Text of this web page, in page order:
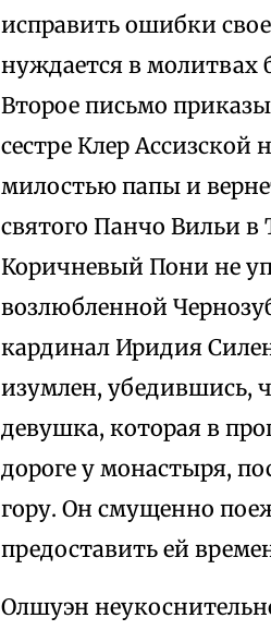
исправить ошибки
нуждается в молитвах
Второе письмо
сестре Клер Ассизской
милостью папы и
святого Панчо Вильи в
Коричневый Пони не
возлюбленной
кардинал Иридия
изумлен, убедившись,
девушка, которая в
дороге у монастыря,
гору. Он смущенно
предоставить ей
Олшуэн